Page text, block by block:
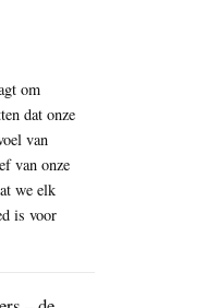
om
dat onze
van
van onze
we elk
is voor